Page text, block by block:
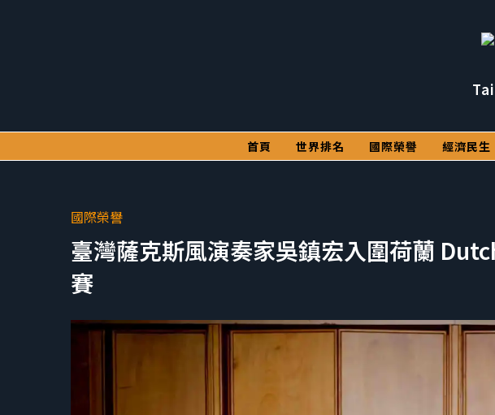
首頁 世界排名 國際榮譽 經濟民生
國際榮譽
臺灣薩克斯風演奏家吳鎮宏入圍荷蘭
賽